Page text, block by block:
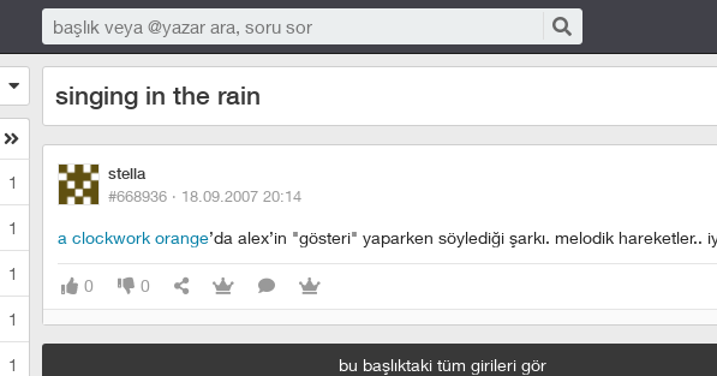
1
1
1
1
1
singing in the rain
stella
#668936 · 18.09.2007 20:14
a clockwork orange’da alex’in "gösteri" yaparken söylediği şarkı. melodik hareketler..
0 0
bu başlıktaki tüm girileri gör